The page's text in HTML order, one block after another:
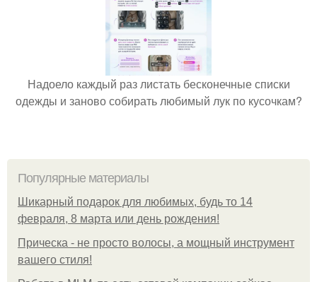
Надоело каждый раз листать бесконечные списки
одежды и заново собирать любимый лук по кусочкам?
Популярные материалы
Шикарный подарок для любимых, будь то 14
февраля, 8 марта или день рождения!
Прическа - не просто волосы, а мощный инструмент
вашего стиля!